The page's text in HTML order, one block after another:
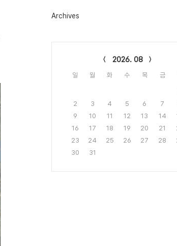
Archives
2026. 08
일 월 화 수 목 금
2
3 4 5 6 7
9
10 11 12 13 14
16
17 18 19 20 21
23
24 25 26 27 28
30
31